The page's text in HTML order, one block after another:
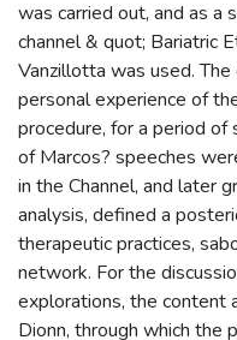
was carried out, and as a
channel & quot; Bariatric
Vanzillotta was used.
personal experience of
procedure, for a period
of Marcos? speeches
in the Channel, and later
analysis, defined a
therapeutic practices,
network. For the
explorations, the content
Dionn, through which the